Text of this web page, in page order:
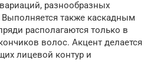
разнообразных
также каскадным
располагаются только в
волос. Акцент делается
лицевой контур и